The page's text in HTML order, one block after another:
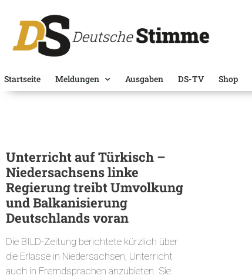
Startseite Meldungen Ausgaben DS-TV Shop
Unterricht auf Türkisch –
Niedersachsens linke
Regierung treibt Umvolkung
und Balkanisierung
Deutschlands voran
Die BILD-Zeitung berichtete kürzlich über
die Erlasse in Niedersachsen, Unterricht
auch in Fremdsprachen anzubieten. Sie